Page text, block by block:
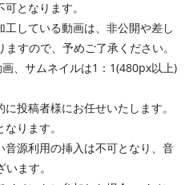
となります。
している動画は、非公開や差し
すので、予めご了承ください。
、サムネイルは1：1(480px以上)
投稿者様にお任せいたします。
ります。
音源利用の挿入は不可となり、音
ます。